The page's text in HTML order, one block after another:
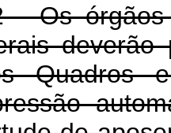
- Os órgãos
Quadros